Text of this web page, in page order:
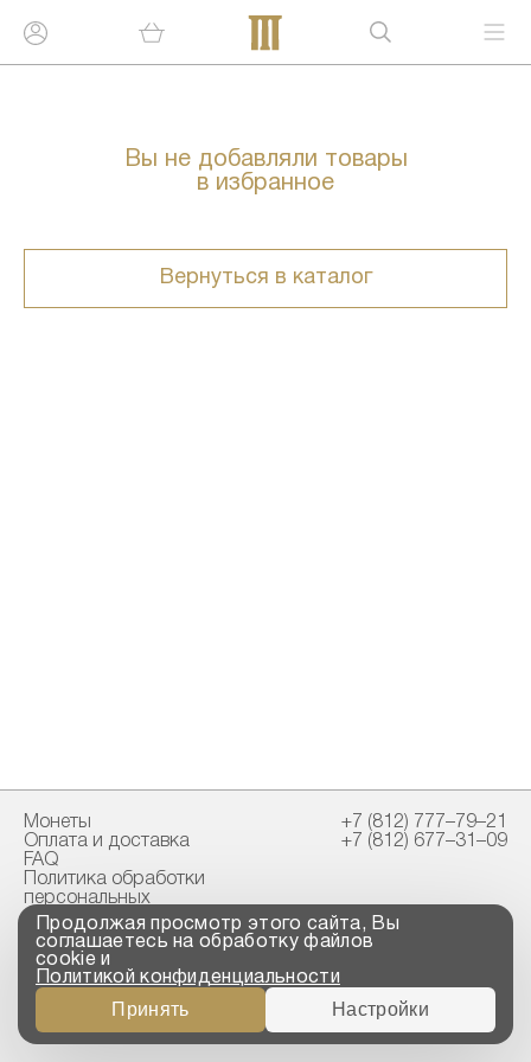
Вы не добавляли товары
в избранное
Вернуться в каталог
Монеты
Оплата и доставка
FAQ
Политика обработки
персональных
данных
Свидетельство
пробирной палаты
+7 (812) 777–79–21
+7 (812) 677–31–09
Copyright © 2023-2026
“ООО ТРОЙСКИЙ
СТАНДАРТ”
Продолжая просмотр этого сайта, Вы
соглашаетесь на обработку файлов
cookie и
Политикой конфиденциальности
Принять Настройки